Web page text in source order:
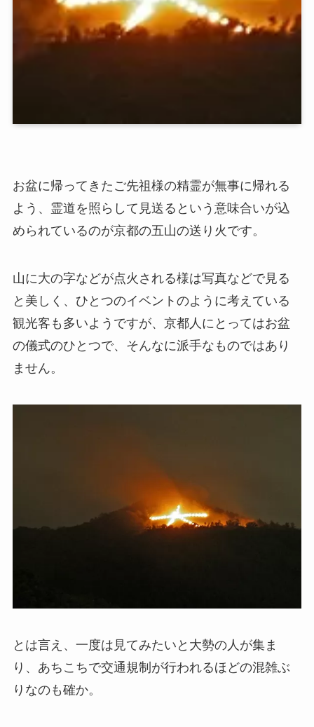
お盆に帰ってきたご先祖様の精霊が無事に帰れる
よう、霊道を照らして見送るという意味合いが込
められているのが京都の五山の送り火です。
山に大の字などが点火される様は写真などで見る
と美しく、ひとつのイベントのように考えている
観光客も多いようですが、京都人にとってはお盆
の儀式のひとつで、そんなに派手なものではあり
ません。
とは言え、一度は見てみたいと大勢の人が集ま
り、あちこちで交通規制が行われるほどの混雑ぶ
りなのも確か。